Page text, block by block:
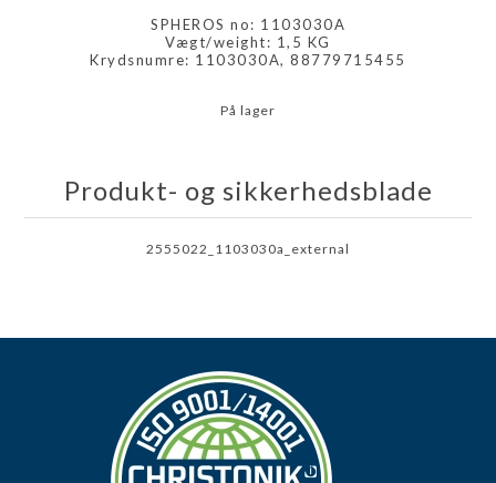
SPHEROS no: 1103030A
Vægt/weight: 1,5 KG
Krydsnumre: 1103030A, 88779715455
På lager
Produkt- og sikkerhedsblade
2555022_1103030a_external